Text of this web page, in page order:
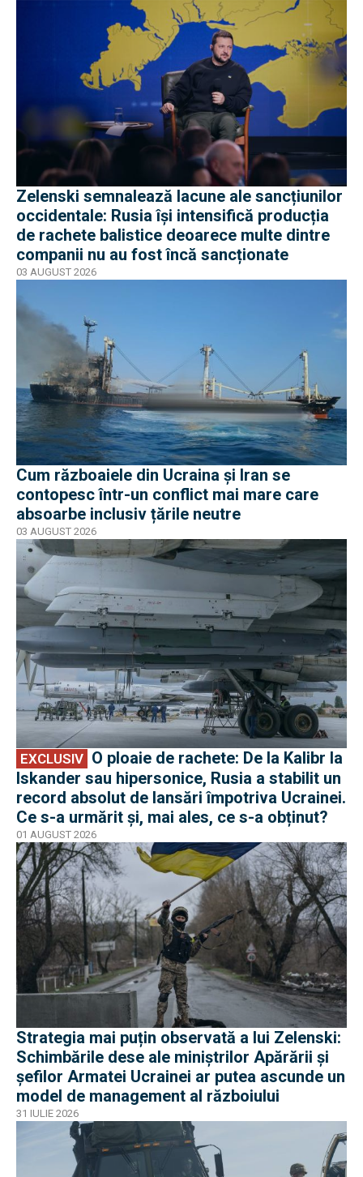
Zelenski semnalează lacune ale sancțiunilor
occidentale: Rusia își intensifică producția
de rachete balistice deoarece multe dintre
companii nu au fost încă sancționate
03 AUGUST 2026
Cum războaiele din Ucraina și Iran se
contopesc într-un conflict mai mare care
absoarbe inclusiv țările neutre
03 AUGUST 2026
EXCLUSIV
EXCLUSIV
Iskander sau hipersonice, Rusia a stabilit un
record absolut de lansări împotriva Ucrainei.
Ce s-a urmărit și, mai ales, ce s-a obținut?
01 AUGUST 2026
Strategia mai puțin observată a lui Zelenski:
Schimbările dese ale miniștrilor Apărării și
șefilor Armatei Ucrainei ar putea ascunde un
model de management al războiului
31 IULIE 2026